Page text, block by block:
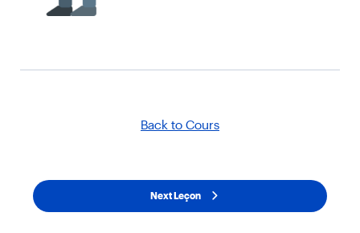
Back to Cours
Next Leçon